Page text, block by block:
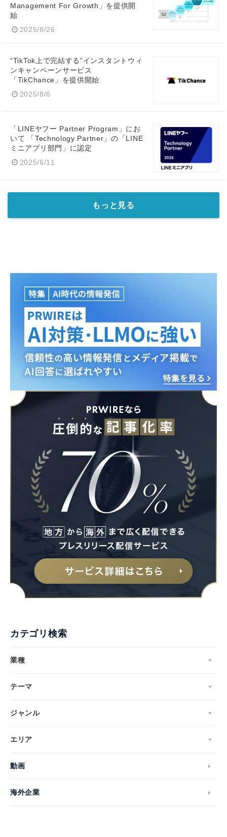
Management For Growth」を提供開
始
2025/8/26
“TikTok上で完結する”インスタントウィ
ンキャンペーンサービス
「TikChance」を提供開始
2025/8/6
「LINEヤフー Partner Program」にお
いて 「Technology Partner」の「LINE
ミニアプリ部門」に認定
2025/6/11
もっと見る
カテゴリ検索
業種
テーマ
ジャンル
エリア
動画
海外企業